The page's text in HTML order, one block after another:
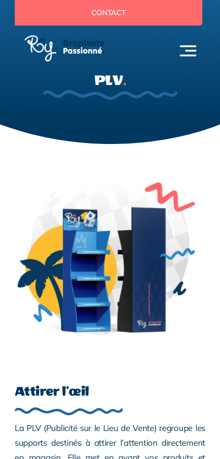
contenu
CONTACT
PLV.
Attirer l’œil
La PLV (Publicité sur le Lieu de Vente) regroupe les
supports destinés à attirer l’attention directement